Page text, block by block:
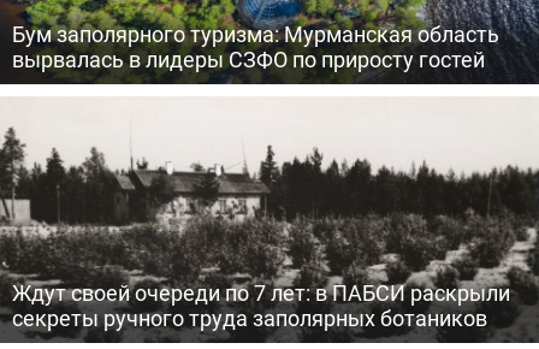
Бум заполярного туризма: Мурманская область
вырвалась в лидеры СЗФО по приросту гостей
Ждут своей очереди по 7 лет: в ПАБСИ раскрыли
секреты ручного труда заполярных ботаников